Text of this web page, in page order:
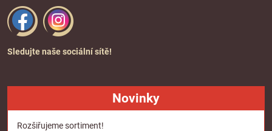
Sledujte naše sociální sítě!
Novinky
Rozšiřujeme sortiment!